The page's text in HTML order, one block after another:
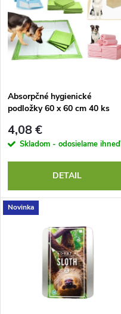
e
n
e
p
r
o
Abecedne
p
i
s
p
r
d
Absorpčné hygienické
podložky 60 x 60 cm 40 ks
4,08 €
Skladom - odosielame ihneď
DETAIL
Novinka